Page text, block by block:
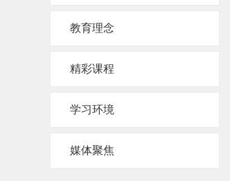
教育理念
精彩课程
学习环境
媒体聚焦